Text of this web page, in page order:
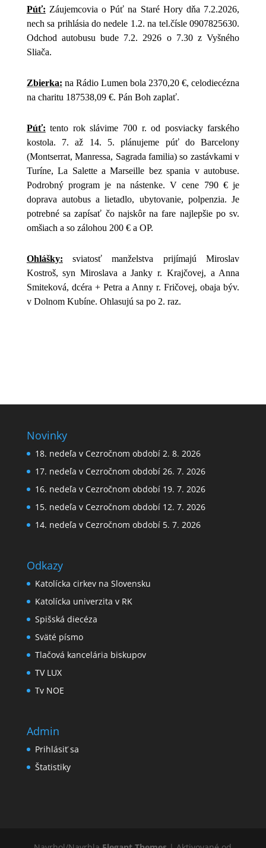
Púť: Záujemcovia o Púť na Staré Hory dňa 7.2.2026,
nech sa prihlásia do nedele 1.2. na tel.čísle 0907825630.
Odchod autobusu bude 7.2. 2926 o 7.30 z Vyšného
Sliača.
Zbierka: na Rádio Lumen bola 2370,20 €, celodiecézna
na charitu 187538,09 €. Pán Boh zaplať.
Púť: tento rok slávime 700 r. od posviacky farského
kostola. 7. až 14. 5. plánujeme púť do Barcelony
(Montserrat, Manressa, Sagrada familia) so zastávkami v
Turíne, La Salette a Marseille bez spania v autobuse.
Podrobný program je na nástenke. V cene 790 € je
doprava autobus a lietadlo, ubytovanie, polpenzia. Je
potrebné sa zapísať čo najskôr na fare najlepšie po sv.
omšiach a so zálohou 200 € a OP.
Ohlášky: sviatosť manželstva prijímajú Miroslav
Kostroš, syn Miroslava a Janky r. Krajčovej, a Anna
Smiteková, dcéra + Petra a Anny r. Fričovej, obaja býv.
v Dolnom Kubíne. Ohlasujú sa po 2. raz.
Novinky
18. nedeľa v Cezročnom období 2. 8. 2026
17. nedeľa v Cezročnom období 26. 7. 2026
16. nedeľa v Cezročnom období 19. 7. 2026
15. nedeľa v Cezročnom období 12. 7. 2026
14. nedeľa v Cezročnom období 5. 7. 2026
Odkazy
Katolícka cirkev na Slovensku
Katolícka univerzita v RK
Spišská diecéza
Sväté písmo
Tlačová kancelária biskupov
TV LUX
Tv NOE
Admin
Prihlásiť sa
Štatistiky